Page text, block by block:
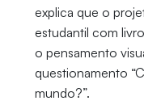
explica que o
estudantil com
o pensamento
questionamento
mundo?”.